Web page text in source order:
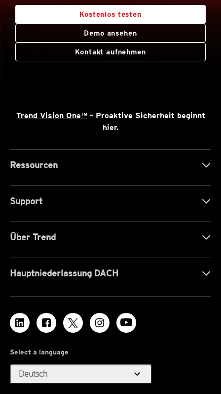
Kostenlos testen
Demo ansehen
Kontakt aufnehmen
Trend Vision One™– Proaktive Sicherheit beginnt
hier.
Ressourcen
Support
Über Trend
Hauptniederlassung DACH
Select a language
Deutsch expand_more